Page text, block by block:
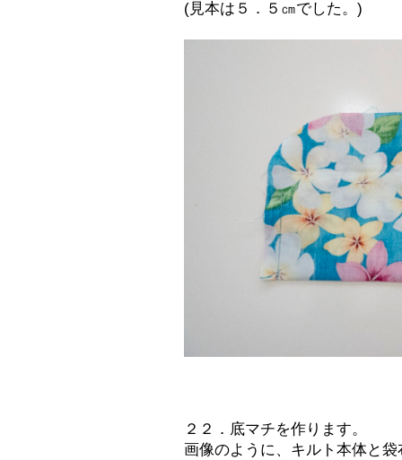
(見本は５．５㎝でした。)
２２．底マチを作ります。
画像のように、キルト本体と